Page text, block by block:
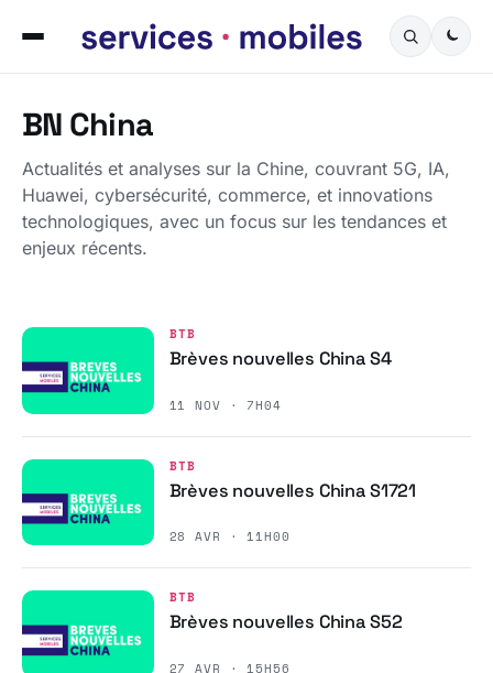
BN China
Actualités et analyses sur la Chine, couvrant 5G, IA,
Huawei, cybersécurité, commerce, et innovations
technologiques, avec un focus sur les tendances et
enjeux récents.
BTB
Brèves nouvelles China S4
11 NOV · 7H04
BTB
Brèves nouvelles China S1721
28 AVR · 11H00
BTB
Brèves nouvelles China S52
27 AVR · 15H56